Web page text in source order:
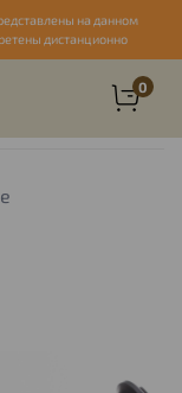
на данном
дистанционно
0